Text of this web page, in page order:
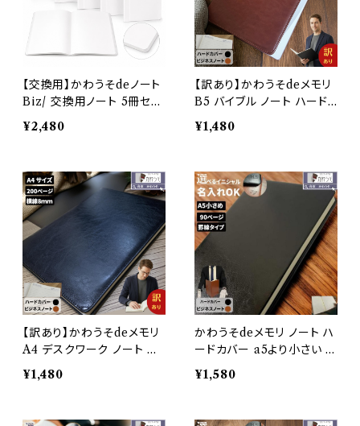
【交換用】かわうそdeノート
Biz/ 交換用ノート 5冊セッ
ト B6小さめ 約160ページ
約80枚 専用リフィル 罫線
2×112mm
¥2,480
【訳あり】かわうそdeメモリ
B5 バイブル ノート ハード
カバー ｂ5 おしゃれ メモ 持
ち運び 飲食店 高級感 ビジ
odo オフィス ブラック ブラ
ウン メンズ レディース メー
ル便
¥1,480
【訳あり】かわうそdeメモリ
A4 デスクワーク ノート ハ
ードカバー a4 おしゃれ メ
モ 持ち運び 飲食店 高級感
革 todo オフィス ブラック
¥1,480
かわうそdeメモリ ノート ハ
ードカバー a5より小さい 名
入れ おしゃれ メモ 持ち運
び 飲食店 高級感 ビジネス
オフィス ブラック ブラウン
¥1,580